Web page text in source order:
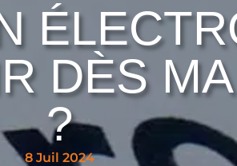
DÈS
?
8 Juil 2024